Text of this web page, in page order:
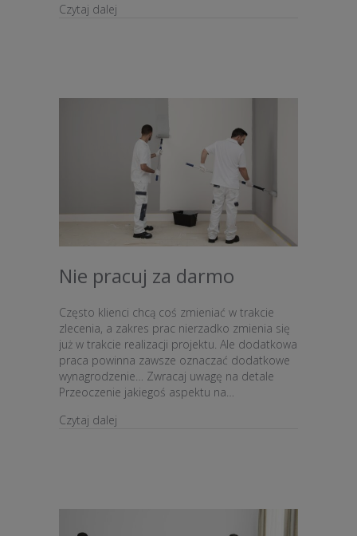
Czytaj dalej
Nie pracuj za darmo
Często klienci chcą coś zmieniać w trakcie
zlecenia, a zakres prac nierzadko zmienia się
już w trakcie realizacji projektu. Ale dodatkowa
praca powinna zawsze oznaczać dodatkowe
wynagrodzenie… Zwracaj uwagę na detale
Przeoczenie jakiegoś aspektu na…
Czytaj dalej